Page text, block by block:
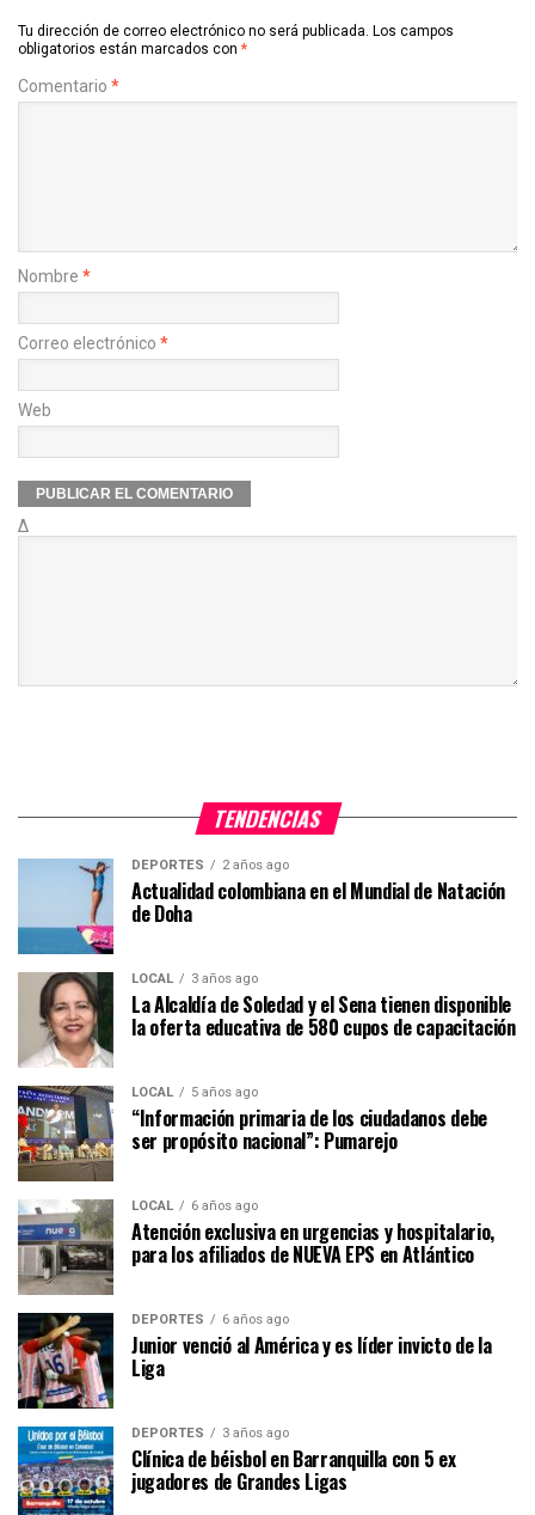
Tu dirección de correo electrónico no será publicada. Los campos
obligatorios están marcados con *
Comentario *
Nombre *
Correo electrónico *
Web
Δ
TENDENCIAS
DEPORTES 2 años ago
Actualidad colombiana en el Mundial de Natación
de Doha
LOCAL 3 años ago
La Alcaldía de Soledad y el Sena tienen disponible
la oferta educativa de 580 cupos de capacitación
LOCAL 5 años ago
“Información primaria de los ciudadanos debe
ser propósito nacional”: Pumarejo
LOCAL 6 años ago
Atención exclusiva en urgencias y hospitalario,
para los afiliados de NUEVA EPS en Atlántico
DEPORTES 6 años ago
Junior venció al América y es líder invicto de la
Liga
DEPORTES 3 años ago
Clínica de béisbol en Barranquilla con 5 ex
jugadores de Grandes Ligas